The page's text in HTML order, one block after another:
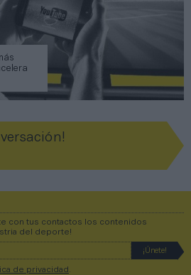
con tus contactos los contenidos
del deporte!
de privacidad .